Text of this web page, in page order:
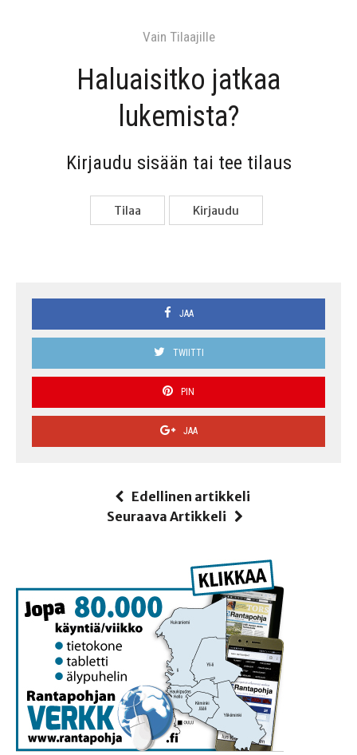
Vain Tilaa­jil­le
Haluai­sit­ko jat­kaa
lukemista?
Kir­jau­du sisään tai tee tilaus
Tilaa Kir­jau­du
JAA
TWIITTI
PIN
JAA
Edellinen artikkeli
Seuraava Artikkeli